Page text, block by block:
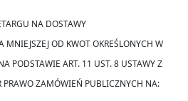
NA DOSTAWY
OD KWOT OKREŚLONYCH W
PODSTAWIE ART. 11 UST. 8 USTAWY Z
ZAMÓWIEŃ PUBLICZNYCH NA: